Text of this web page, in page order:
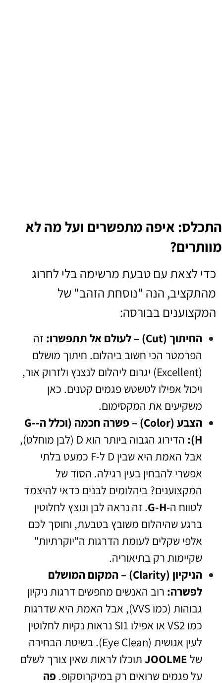
התכלס: איפה מתפשרים ועל מה לא
מוותרים?
כדי לצאת עם טבעת מרשימה בלי לחרוג
מהתקציב, הנה "נוסחת הזהב" של
המקצוענים בבורסה:
החיתוך (Cut) – לעולם אל תתפשרו:
זה
הפרמטר הכי חשוב ביהלום. חיתוך מושלם
(Excellent) יגרום ליהלום לנצנץ ולזרוק אור,
ויכול אפילו לטשטש פגמים קטנים. כאן
משקיעים את המקסימום.
הצבע (Color) – פשרה חכמה (וכלל ה-G-
H):
הדירוג הגבוה ביותר הוא D (לבן מוחלט),
אבל האמת היא שבין D ל-F כמעט בלתי
אפשרי להבחין בעין רגילה. הסוד של
המקצוענים? ביהלומים לבנים כדאי להיצמד
לטווח ה-G-H. זה נראה לבן ונוצץ לחלוטין
ברגע שהיהלום משובץ בטבעת, וחוסך לכם
אלפי שקלים לעומת הדרגות ה"יוקרתיות"
שקיימות רק בתיאוריה.
הניקיון (Clarity) – המקום המושלם
לפשרה: רוב האנשים מחפשים דרגות ניקיון
גבוהות (כמו VVS), אבל האמת היא שדרגות
כמו VS2 או אפילו SI1 נראות נקיות לחלוטין
לעין אנושית (Eye Clean). בשיטת הבחירה
של JOOLME תוכלו לראות שאין צורך לשלם
על פגמים שרואים רק במיקרוסקופ. פה